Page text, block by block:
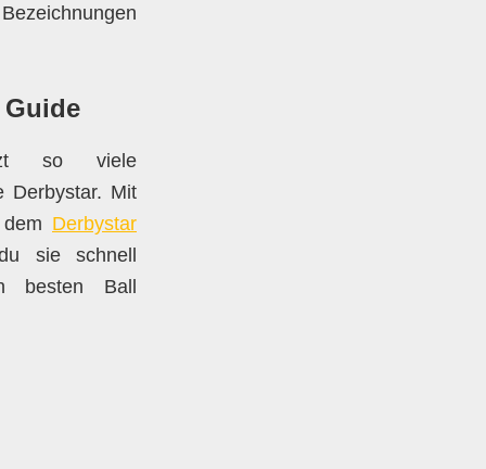
so viele
Derbystar. Mit
Derbystar
sie schnell
besten Ball